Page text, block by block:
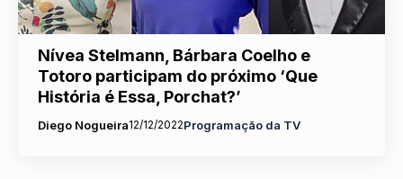
Nívea Stelmann, Bárbara Coelho e
Totoro participam do próximo ‘Que
História é Essa, Porchat?’
Diego Nogueira12/12/2022Programação da TV